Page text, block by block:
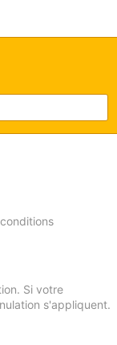
Si votre
s'appliquent.